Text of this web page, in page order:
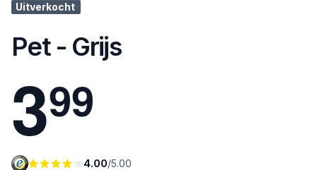
Uitverkocht
Pet - Grijs
399
4.00/5.00